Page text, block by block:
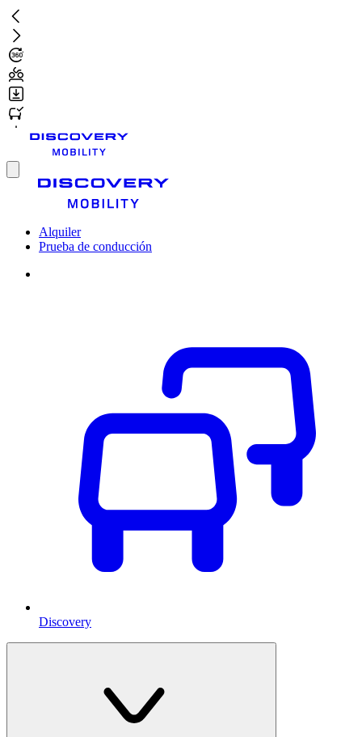
Ir
al
contenido
principal
Toggle
Alquiler
Prueba de conducción
Discovery